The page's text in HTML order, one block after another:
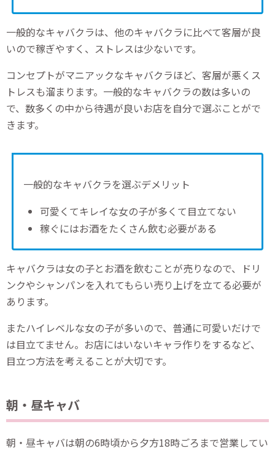
一般的なキャバクラは、他のキャバクラに比べて客層が良
いので稼ぎやすく、ストレスは少ないです。
コンセプトがマニアックなキャバクラほど、客層が悪くス
トレスも溜まります。一般的なキャバクラの数は多いの
で、数多くの中から待遇が良いお店を自分で選ぶことがで
きます。
一般的なキャバクラを選ぶデメリット
可愛くてキレイな女の子が多くて目立てない
稼ぐにはお酒をたくさん飲む必要がある
キャバクラは女の子とお酒を飲むことが売りなので、ドリ
ンクやシャンパンを入れてもらい売り上げを立てる必要が
あります。
またハイレベルな女の子が多いので、普通に可愛いだけで
は目立てません。お店にはいないキャラ作りをするなど、
目立つ方法を考えることが大切です。
朝・昼キャバ
朝・昼キャバは朝の6時頃から夕方18時ごろまで営業してい